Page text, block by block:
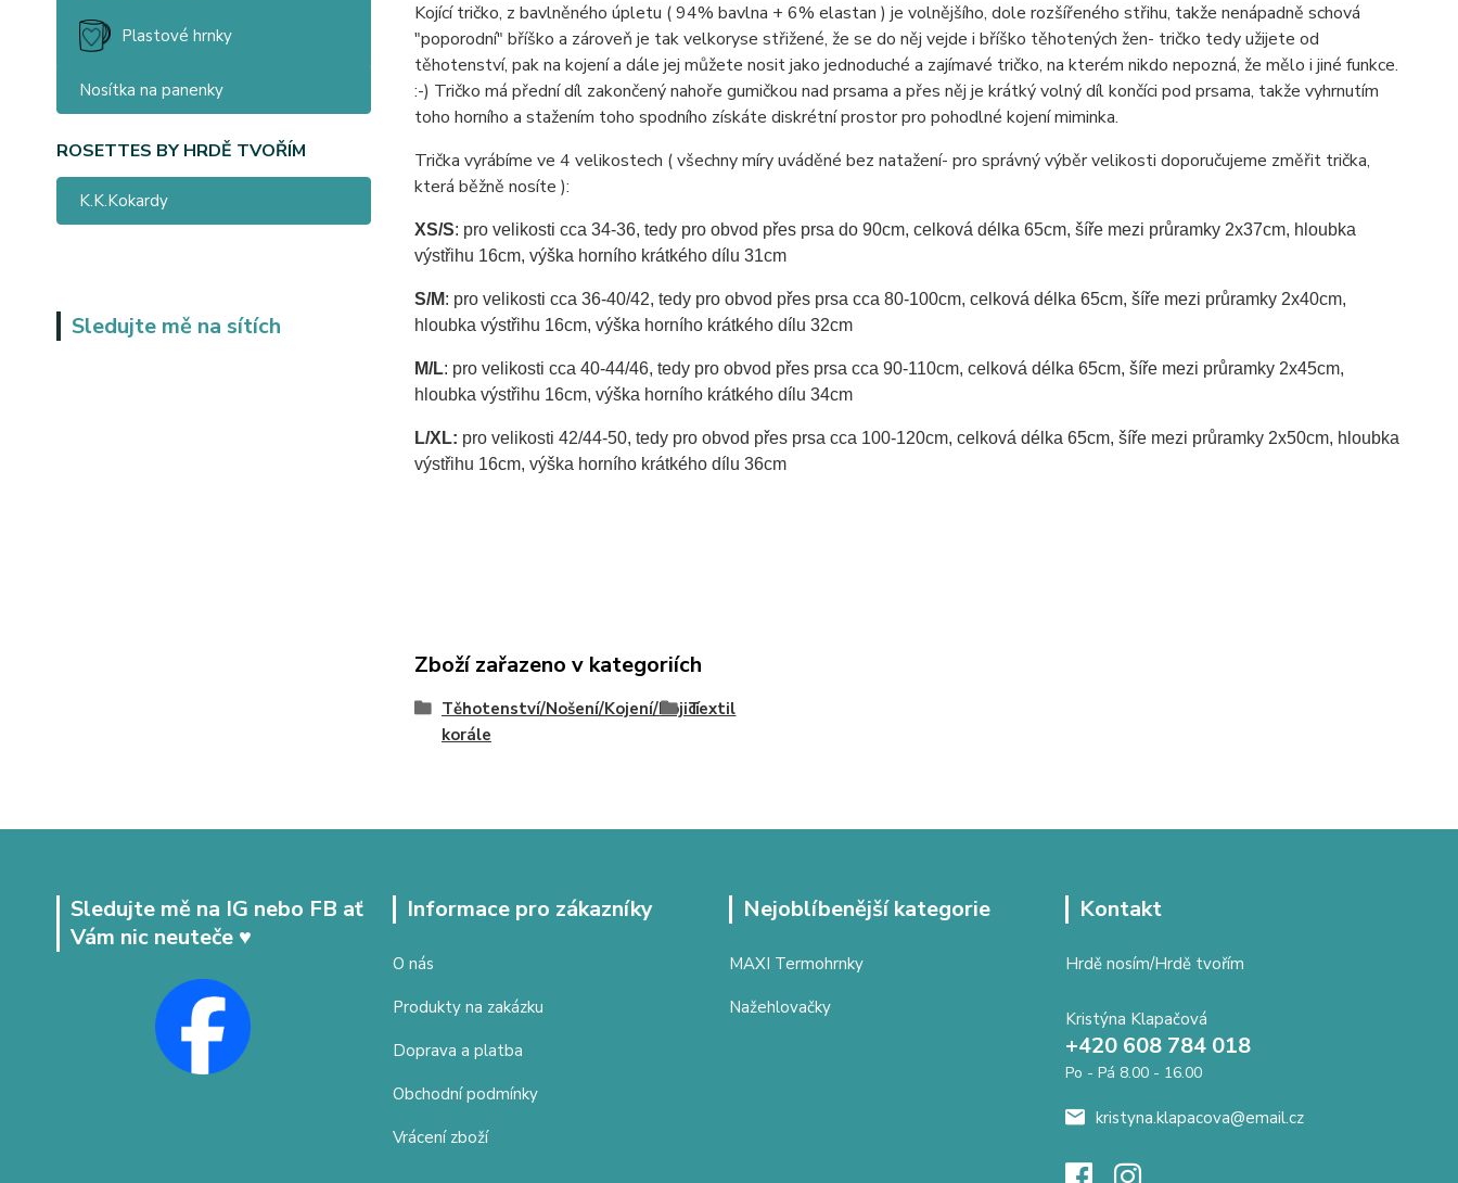
Plastové hrnky
Nosítka na panenky
ROSETTES BY HRDĚ TVOŘÍM
K.K.Kokardy
Sledujte mě na sítích
Kojící tričko, z bavlněného úpletu ( 94% bavlna + 6% elastan ) je volnějšího, dole rozšířeného střihu, takže nenápadně schová
"poporodní" bříško a zároveň je tak velkoryse střižené, že se do něj vejde i bříško těhotených žen- tričko tedy užijete od
těhotenství, pak na kojení a dále jej můžete nosit jako jednoduché a zajímavé tričko, na kterém nikdo nepozná, že mělo i jiné funkce.
:-) Tričko má přední díl zakončený nahoře gumičkou nad prsama a přes něj je krátký volný díl končíci pod prsama, takže vyhrnutím
toho horního a stažením toho spodního získáte diskrétní prostor pro pohodlné kojení miminka.
Trička vyrábíme ve 4 velikostech ( všechny míry uváděné bez natažení- pro správný výběr velikosti doporučujeme změřit trička,
která běžně nosíte ):
XS/S: pro velikosti cca 34-36, tedy pro obvod přes prsa do 90cm, celková délka 65cm, šíře mezi průramky 2x37cm, hloubka
výstřihu 16cm, výška horního krátkého dílu 31cm
S/M: pro velikosti cca 36-40/42, tedy pro obvod přes prsa cca 80-100cm, celková délka 65cm, šíře mezi průramky 2x40cm,
hloubka výstřihu 16cm, výška horního krátkého dílu 32cm
M/L: pro velikosti cca 40-44/46, tedy pro obvod přes prsa cca 90-110cm, celková délka 65cm, šíře mezi průramky 2x45cm,
hloubka výstřihu 16cm, výška horního krátkého dílu 34cm
L/XL: pro velikosti 42/44-50, tedy pro obvod přes prsa cca 100-120cm, celková délka 65cm, šíře mezi průramky 2x50cm, hloubka
výstřihu 16cm, výška horního krátkého dílu 36cm
Zboží zařazeno v kategoriích
Těhotenství/Nošení/Kojení/Kojicí
korále
Textil
Sledujte mě na IG nebo FB ať
Vám nic neuteče ♥
Informace pro zákazníky
O nás
Produkty na zakázku
Doprava a platba
Obchodní podmínky
Vrácení zboží
Nejoblíbenější kategorie
MAXI Termohrnky
Nažehlovačky
Kontakt
Hrdě nosím/Hrdě tvořím
Kristýna Klapačová
+420 608 784 018
Po - Pá 8.00 - 16.00
kristyna.klapacova@email.cz